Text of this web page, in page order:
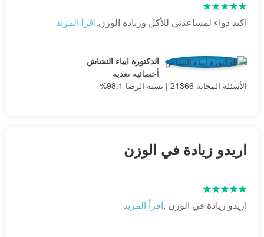
اكيد دواء لمساعدتي للأكل وزياده الوزن.اقرأ المزيد
الدكتورة ايباء النشاش
أخصائية تغذية
الأسئلة المجابة 21366 | نسبة الرضا 98.1%
اريدو زيادة في الوزن
اريدو زيادة في الوزن .اقرأ المزيد